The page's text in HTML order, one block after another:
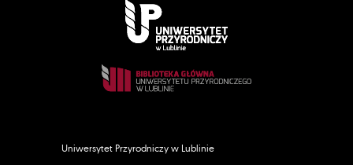
Uniwersytet Przyrodniczy w Lublinie